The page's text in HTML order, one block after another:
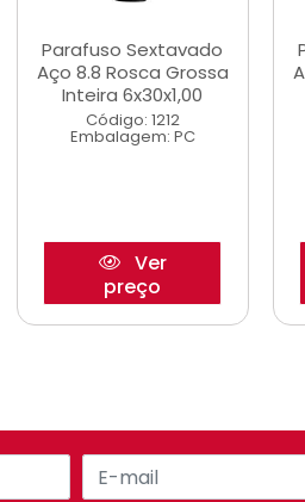
Parafuso Sextavado
Aço 8.8 Rosca Grossa
Inteira 6x30x1,00
Código: 1212
Embalagem: PC
Ver
preço